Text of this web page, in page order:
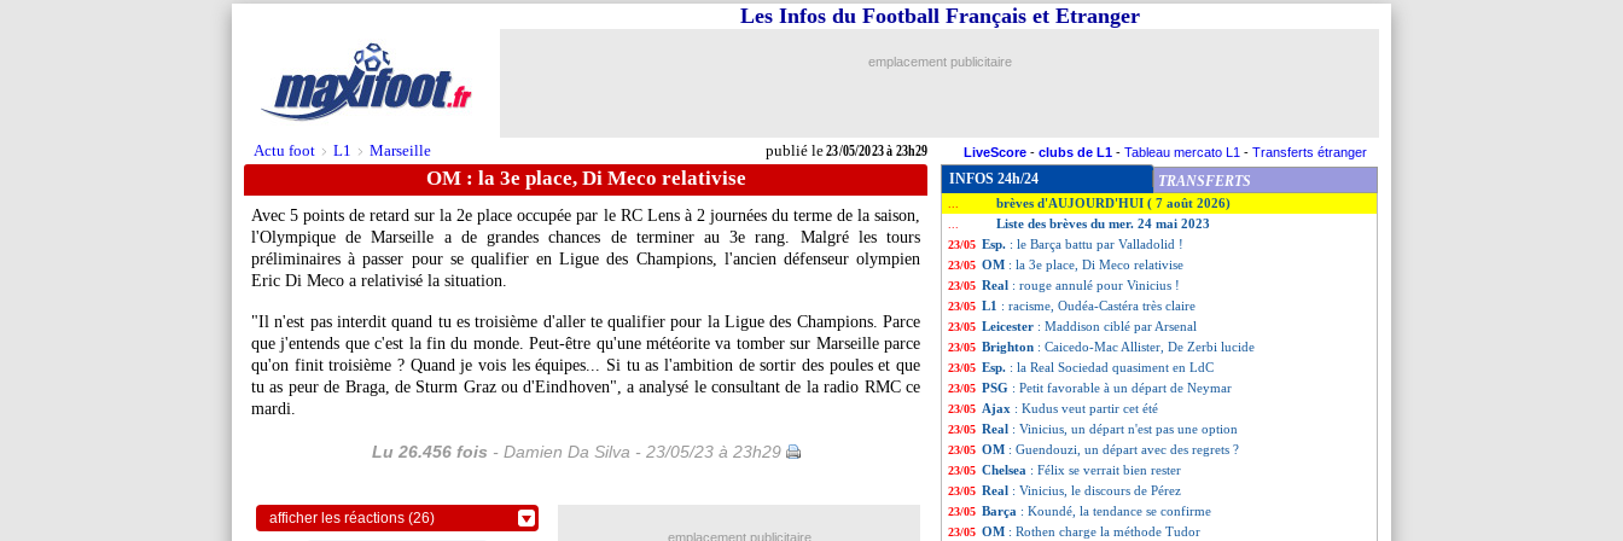
Actu foot > L1 > Marseille publié le23/05/2023 à 23h29
Les Infos du Football Français et Etranger
emplacement publicitaire
LiveScore - clubs de L1 - Tableau mercato L1 - Transferts étranger
OM : la 3e place, Di Meco relativise
Avec 5 points de retard sur la 2e place occupée par le RC Lens à 2 journées du terme de la saison,
l'Olympique de Marseille a de grandes chances de terminer au 3e rang. Malgré les tours
préliminaires à passer pour se qualifier en Ligue des Champions, l'ancien défenseur olympien
Eric Di Meco a relativisé la situation.
"Il n'est pas interdit quand tu es troisième d'aller te qualifier pour la Ligue des Champions. Parce
que j'entends que c'est la fin du monde. Peut-être qu'une météorite va tomber sur Marseille parce
qu'on finit troisième ? Quand je vois les équipes... Si tu as l'ambition de sortir des poules et que
tu as peur de Braga, de Sturm Graz ou d'Eindhoven", a analysé le consultant de la radio RMC ce
mardi.
Lu 26.456 fois - Damien Da Silva - 23/05/23 à 23h29
afficher les réactions (26)
INFOS 24h/24 TRANSFERTS
brèves d'AUJOURD'HUI ( 7 août 2026)
Liste des brèves du mer. 24 mai 2023
23/05 Esp. : le Barça battu par Valladolid !
23/05 OM : la 3e place, Di Meco relativise
23/05 Real : rouge annulé pour Vinicius !
23/05 L1 : racisme, Oudéa-Castéra très claire
23/05 Leicester : Maddison ciblé par Arsenal
23/05 Brighton : Caicedo-Mac Allister, De Zerbi lucide
23/05 Esp. : la Real Sociedad quasiment en LdC
23/05 PSG : Petit favorable à un départ de Neymar
23/05 Ajax : Kudus veut partir cet été
23/05 Real : Vinicius, un départ n'est pas une option
23/05 OM : Guendouzi, un départ avec des regrets ?
23/05 Chelsea : Félix se verrait bien rester
23/05 Real : Vinicius, le discours de Pérez
23/05 Barça : Koundé, la tendance se confirme
23/05 OM : Rothen charge la méthode Tudor
emplacement publicitaire